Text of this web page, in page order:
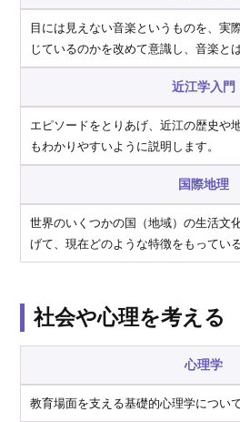
目には見えない音楽というものを、実
じているのかを改めて意識し、音楽と
近江学入門
エピソードをとりあげ、近江の歴史や
もわかりやすいように説明します。
国際地理
世界のいくつかの国（地域）の生活文
げて、現在どのような特徴をもってい
社会や心理を考える
心理学
教育場面を支える基礎的心理学につい